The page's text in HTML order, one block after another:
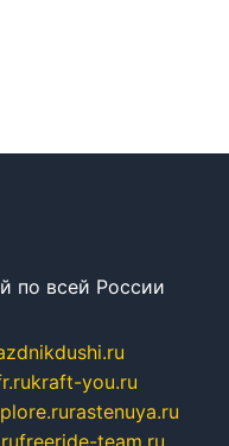
по всей России
kraft-you.ru
rastenuya.ru